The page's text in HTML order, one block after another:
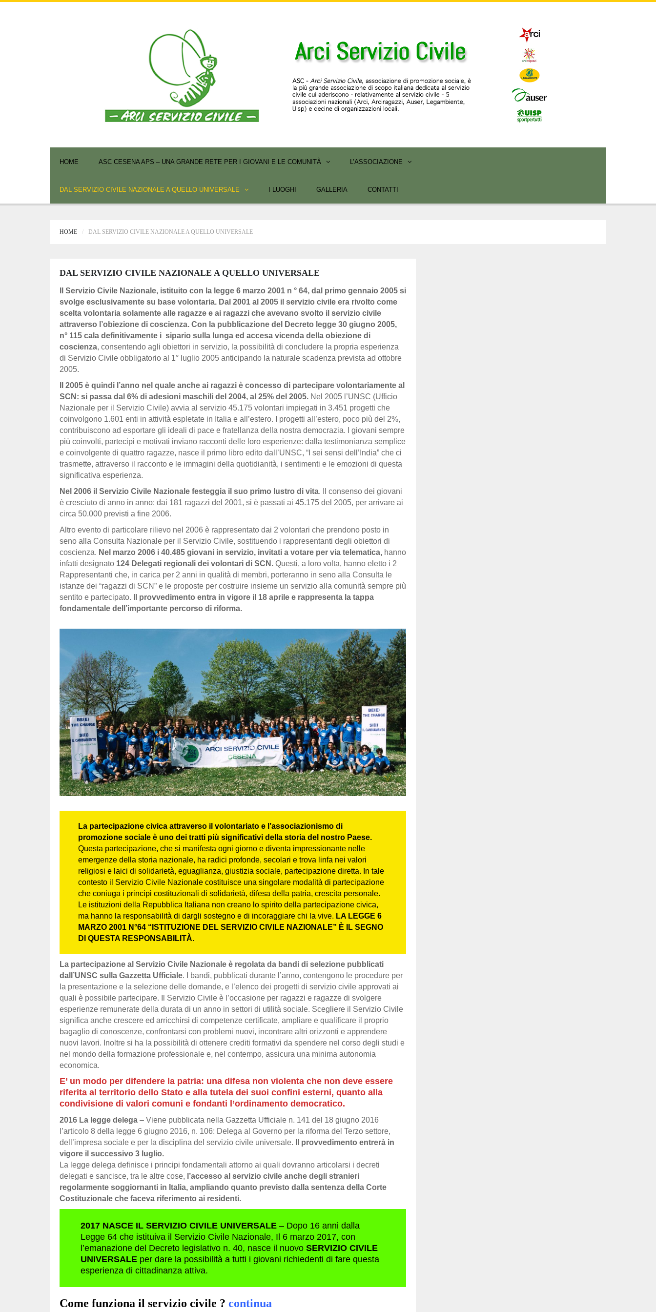
HOME ASC CESENA APS – UNA GRANDE RETE PER I GIOVANI E LE COMUNITÀ L’ASSOCIAZIONE
DAL SERVIZIO CIVILE NAZIONALE A QUELLO UNIVERSALE I LUOGHI GALLERIA CONTATTI
HOME DAL SERVIZIO CIVILE NAZIONALE A QUELLO UNIVERSALE
DAL SERVIZIO CIVILE NAZIONALE A QUELLO UNIVERSALE
Il Servizio Civile Nazionale, istituito con la legge 6 marzo 2001 n ° 64, dal primo gennaio 2005 si
svolge esclusivamente su base volontaria. Dal 2001 al 2005 il servizio civile era rivolto come
scelta volontaria solamente alle ragazze e ai ragazzi che avevano svolto il servizio civile
attraverso l’obiezione di coscienza. Con la pubblicazione del Decreto legge 30 giugno 2005,
n° 115 cala definitivamente i sipario sulla lunga ed accesa vicenda della obiezione di
coscienza, consentendo agli obiettori in servizio, la possibilità di concludere la propria esperienza
di Servizio Civile obbligatorio al 1° luglio 2005 anticipando la naturale scadenza prevista ad ottobre
2005.
Il 2005 è quindi l’anno nel quale anche ai ragazzi è concesso di partecipare volontariamente al
SCN: si passa dal 6% di adesioni maschili del 2004, al 25% del 2005. Nel 2005 l’UNSC (Ufficio
Nazionale per il Servizio Civile) avvia al servizio 45.175 volontari impiegati in 3.451 progetti che
coinvolgono 1.601 enti in attività espletate in Italia e all’estero. I progetti all’estero, poco più del 2%,
contribuiscono ad esportare gli ideali di pace e fratellanza della nostra democrazia. I giovani sempre
più coinvolti, partecipi e motivati inviano racconti delle loro esperienze: dalla testimonianza semplice
e coinvolgente di quattro ragazze, nasce il primo libro edito dall’UNSC, “I sei sensi dell’India” che ci
trasmette, attraverso il racconto e le immagini della quotidianità, i sentimenti e le emozioni di questa
significativa esperienza.
Nel 2006 il Servizio Civile Nazionale festeggia il suo primo lustro di vita. Il consenso dei giovani
è cresciuto di anno in anno: dai 181 ragazzi del 2001, si è passati ai 45.175 del 2005, per arrivare ai
circa 50.000 previsti a fine 2006.
Altro evento di particolare rilievo nel 2006 è rappresentato dai 2 volontari che prendono posto in
seno alla Consulta Nazionale per il Servizio Civile, sostituendo i rappresentanti degli obiettori di
coscienza. Nel marzo 2006 i 40.485 giovani in servizio, invitati a votare per via telematica, hanno
infatti designato 124 Delegati regionali dei volontari di SCN. Questi, a loro volta, hanno eletto i 2
Rappresentanti che, in carica per 2 anni in qualità di membri, porteranno in seno alla Consulta le
istanze dei “ragazzi di SCN” e le proposte per costruire insieme un servizio alla comunità sempre più
sentito e partecipato.
Il provvedimento entra in vigore il 18 aprile e rappresenta la tappa
fondamentale dell’importante percorso di riforma.
La partecipazione civica attraverso il volontariato e l’associazionismo di
promozione sociale è uno dei tratti più significativi della storia del nostro Paese.
Questa partecipazione, che si manifesta ogni giorno e diventa impressionante nelle
emergenze della storia nazionale, ha radici profonde, secolari e trova linfa nei valori
religiosi e laici di solidarietà, eguaglianza, giustizia sociale, partecipazione diretta. In tale
contesto il Servizio Civile Nazionale costituisce una singolare modalità di partecipazione
che coniuga i principi costituzionali di solidarietà, difesa della patria, crescita personale.
Le istituzioni della Repubblica Italiana non creano lo spirito della partecipazione civica,
ma hanno la responsabilità di dargli sostegno e di incoraggiare chi la vive. LA LEGGE 6
MARZO 2001 N°64 “ISTITUZIONE DEL SERVIZIO CIVILE NAZIONALE” È IL SEGNO
DI QUESTA RESPONSABILITÀ.
La partecipazione al Servizio Civile Nazionale è regolata da bandi di selezione pubblicati
dall’UNSC sulla Gazzetta Ufficiale. I bandi, pubblicati durante l’anno, contengono le procedure per
la presentazione e la selezione delle domande, e l’elenco dei progetti di servizio civile approvati ai
quali è possibile partecipare. Il Servizio Civile è l’occasione per ragazzi e ragazze di svolgere
esperienze remunerate della durata di un anno in settori di utilità sociale. Scegliere il Servizio Civile
significa anche crescere ed arricchirsi di competenze certificate, ampliare e qualificare il proprio
bagaglio di conoscenze, confrontarsi con problemi nuovi, incontrare altri orizzonti e apprendere
nuovi lavori. Inoltre si ha la possibilità di ottenere crediti formativi da spendere nel corso degli studi e
nel mondo della formazione professionale e, nel contempo, assicura una minima autonomia
economica.
E’ un modo per difendere la patria: una difesa non violenta che non deve essere
riferita al territorio dello Stato e alla tutela dei suoi confini esterni, quanto alla
condivisione di valori comuni e fondanti l’ordinamento democratico.
2016 La legge delega – Viene pubblicata nella Gazzetta Ufficiale n. 141 del 18 giugno 2016
l’articolo 8 della legge 6 giugno 2016, n. 106: Delega al Governo per la riforma del Terzo settore,
dell’impresa sociale e per la disciplina del servizio civile universale.
Il provvedimento entrerà in
vigore il successivo 3 luglio.
La legge delega definisce i principi fondamentali attorno ai quali dovranno articolarsi i decreti
delegati e sancisce, tra le altre cose, l’accesso al servizio civile anche degli stranieri
regolarmente soggiornanti in Italia, ampliando quanto previsto dalla sentenza della Corte
Costituzionale che faceva riferimento ai residenti.
2017 NASCE IL SERVIZIO CIVILE UNIVERSALE– Dopo 16 anni dalla
Legge 64 che istituiva il Servizio Civile Nazionale, Il 6 marzo 2017, con
l’emanazione del Decreto legislativo n. 40, nasce il nuovo SERVIZIO CIVILE
UNIVERSALE per dare la possibilità a tutti i giovani richiedenti di fare questa
esperienza di cittadinanza attiva.
Come funziona il servizio civile ? continua